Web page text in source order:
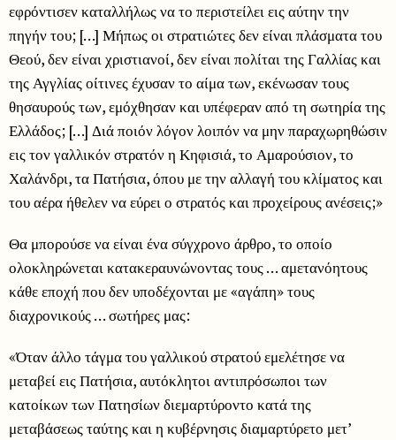
εφρόντισεν καταλλήλως να το περιστείλει εις αύτην την
πηγήν του; […] Μήπως οι στρατιώτες δεν είναι πλάσματα του
Θεού, δεν είναι χριστιανοί, δεν είναι πολίται της Γαλλίας και
της Αγγλίας οίτινες έχυσαν το αίμα των, εκένωσαν τους
θησαυρούς των, εμόχθησαν και υπέφεραν από τη σωτηρία της
Ελλάδος; […] Διά ποιόν λόγον λοιπόν να μην παραχωρηθώσιν
εις τον γαλλικόν στρατόν η Κηφισιά, το Αμαρούσιον, το
Χαλάνδρι, τα Πατήσια, όπου με την αλλαγή του κλίματος και
του αέρα ήθελεν να εύρει ο στρατός και προχείρους ανέσεις;»
Θα μπορούσε να είναι ένα σύγχρονο άρθρο, το οποίο
ολοκληρώνεται κατακεραυνώνοντας τους … αμετανόητους
κάθε εποχή που δεν υποδέχονται με «αγάπη» τους
διαχρονικούς … σωτήρες μας:
«Όταν άλλο τάγμα του γαλλικού στρατού εμελέτησε να
μεταβεί εις Πατήσια, αυτόκλητοι αντιπρόσωποι των
κατοίκων των Πατησίων διεμαρτύροντο κατά της
μεταβάσεως ταύτης και η κυβέρνησις διαμαρτύρετο μετ’